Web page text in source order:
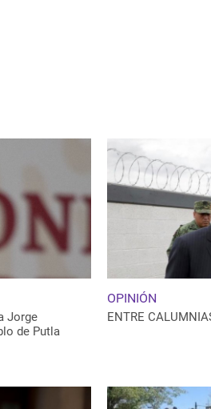
Jorge
de Putla
OPINIÓN
ENTRE